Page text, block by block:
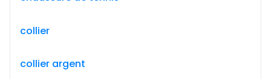
collier
collier argent